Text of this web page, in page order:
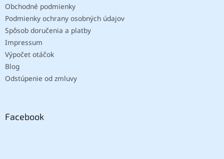
Obchodné podmienky
Podmienky ochrany osobných údajov
Spôsob doručenia a platby
Impressum
Výpočet otáčok
Blog
Odstúpenie od zmluvy
Facebook